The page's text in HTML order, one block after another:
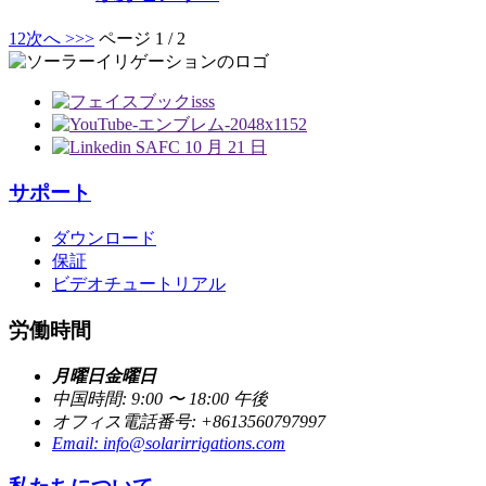
1 2次へ >>> ページ 1 / 2
サポート
ダウンロード
保証
ビデオチュートリアル
労働時間
月曜日金曜日
中国時間: 9:00 〜 18:00 午後
オフィス電話番号: +8613560797997
Email: info@solarirrigations.com